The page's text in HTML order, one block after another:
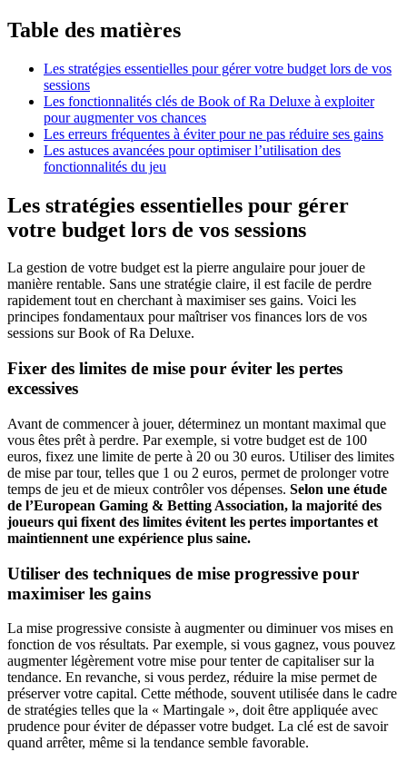
Table des matières
Les stratégies essentielles pour gérer votre budget lors de vos
sessions
Les fonctionnalités clés de Book of Ra Deluxe à exploiter
pour augmenter vos chances
Les erreurs fréquentes à éviter pour ne pas réduire ses gains
Les astuces avancées pour optimiser l’utilisation des
fonctionnalités du jeu
Les stratégies essentielles pour gérer
votre budget lors de vos sessions
La gestion de votre budget est la pierre angulaire pour jouer de
manière rentable. Sans une stratégie claire, il est facile de perdre
rapidement tout en cherchant à maximiser ses gains. Voici les
principes fondamentaux pour maîtriser vos finances lors de vos
sessions sur Book of Ra Deluxe.
Fixer des limites de mise pour éviter les pertes
excessives
Avant de commencer à jouer, déterminez un montant maximal que
vous êtes prêt à perdre. Par exemple, si votre budget est de 100
euros, fixez une limite de perte à 20 ou 30 euros. Utiliser des limites
de mise par tour, telles que 1 ou 2 euros, permet de prolonger votre
temps de jeu et de mieux contrôler vos dépenses. Selon une étude
de l’European Gaming & Betting Association, la majorité des
joueurs qui fixent des limites évitent les pertes importantes et
maintiennent une expérience plus saine.
Utiliser des techniques de mise progressive pour
maximiser les gains
La mise progressive consiste à augmenter ou diminuer vos mises en
fonction de vos résultats. Par exemple, si vous gagnez, vous pouvez
augmenter légèrement votre mise pour tenter de capitaliser sur la
tendance. En revanche, si vous perdez, réduire la mise permet de
préserver votre capital. Cette méthode, souvent utilisée dans le cadre
de stratégies telles que la « Martingale », doit être appliquée avec
prudence pour éviter de dépasser votre budget. La clé est de savoir
quand arrêter, même si la tendance semble favorable.